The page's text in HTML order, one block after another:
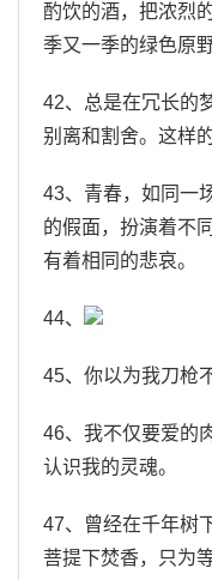
酌饮的酒，把浓烈
季又一季的绿色原
42、总是在冗长的
别离和割舍。这样
43、青春，如同一
的假面，扮演着不
有着相同的悲哀。
44、
45、你以为我刀枪
46、我不仅要爱的
认识我的灵魂。
47、曾经在千年树
菩提下焚香，只为